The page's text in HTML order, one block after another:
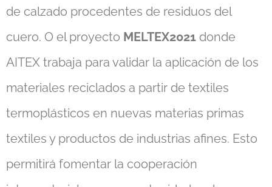
de calzado procedentes de residuos del
cuero. O el proyecto MELTEX2021 donde
AITEX trabaja para validar la aplicación de los
materiales reciclados a partir de textiles
termoplásticos en nuevas materias primas
textiles y productos de industrias afines. Esto
permitirá fomentar la cooperación